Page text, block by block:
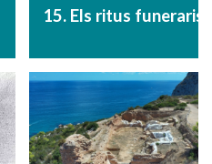
15. Els ritus funeraris